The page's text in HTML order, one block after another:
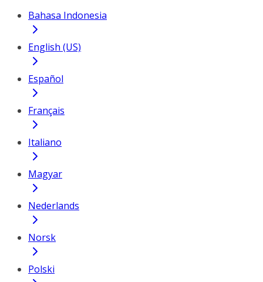
Bahasa Indonesia
English (US)
Español
Français
Italiano
Magyar
Nederlands
Norsk
Polski